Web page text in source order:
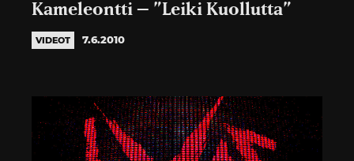
Kameleontti – ”Leiki Kuollutta”
VIDEOT 7.6.2010